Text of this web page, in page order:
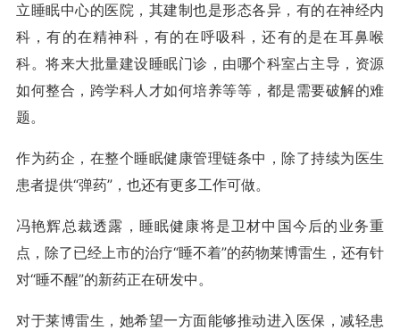
立睡眠中心的医院，其建制也是形态各异，有的在神经内
科，有的在精神科，有的在呼吸科，还有的是在耳鼻喉
科。将来大批量建设睡眠门诊，由哪个科室占主导，资源
如何整合，跨学科人才如何培养等等，都是需要破解的难
题。
作为药企，在整个睡眠健康管理链条中，除了持续为医生
患者提供“弹药”，也还有更多工作可做。
冯艳辉总裁透露，睡眠健康将是卫材中国今后的业务重
点，除了已经上市的治疗“睡不着”的药物莱博雷生，还有针
对“睡不醒”的新药正在研发中。
对于莱博雷生，她希望一方面能够推动进入医保，减轻患